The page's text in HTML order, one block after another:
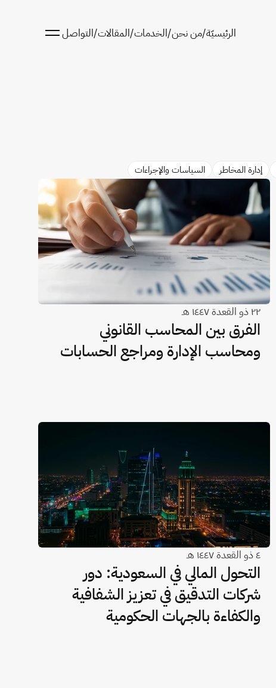
التواصل/المقالات/الخدمات/من نحن/الرئيسيّة
السياسات والإجراءات إدارة المخاطر
٢٢ ذو القعدة ١٤٤٧ هـ
الفرق بين المحاسب القانوني
ومحاسب الإدارة ومراجع الحسابات
٤ ذو القعدة ١٤٤٧ هـ
التحول المالي في السعودية: دور
شركات التدقيق في تعزيز الشفافية
والكفاءة بالجهات الحكومية